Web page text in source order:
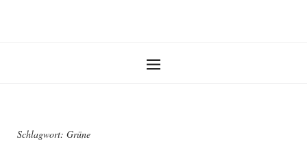
Schlagwort: Grüne